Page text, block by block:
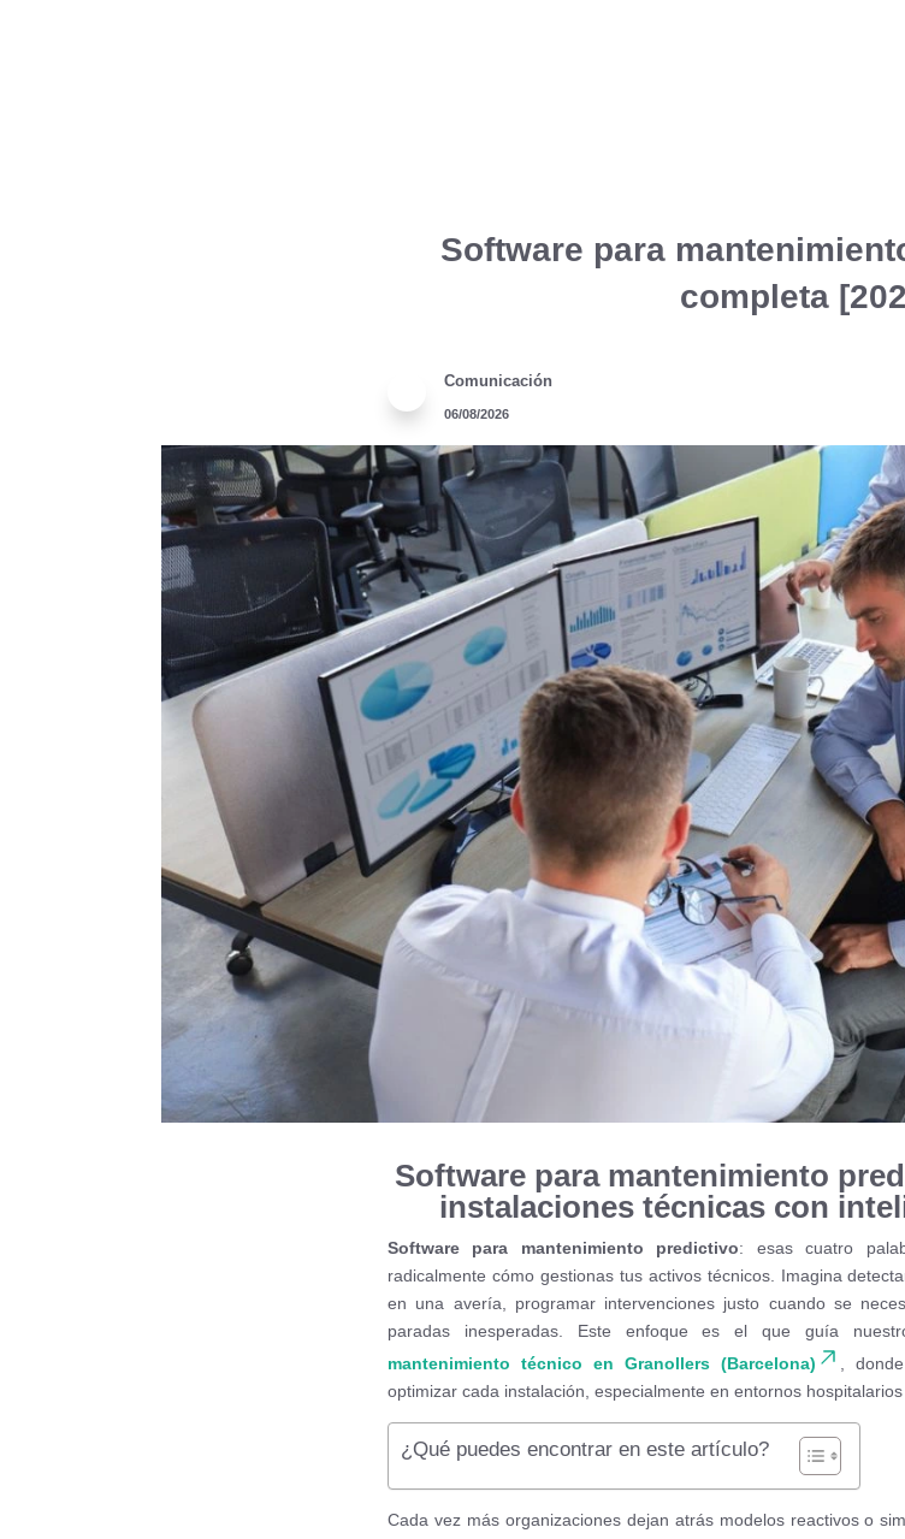
Software para
completa
Comunicación
06/08/2026
Software para mantenimiento
instalaciones técnicas con
Software para mantenimiento predictivo: esas cuatro
radicalmente cómo gestionas tus activos técnicos. Imagina
en una avería, programar intervenciones justo cuando se
paradas inesperadas. Este enfoque es el que guía
mantenimiento técnico en Granollers (Barcelona)
,
optimizar cada instalación, especialmente en entornos hospitalarios
¿Qué puedes encontrar en este artículo?
Cada vez más organizaciones dejan atrás modelos reactivos o